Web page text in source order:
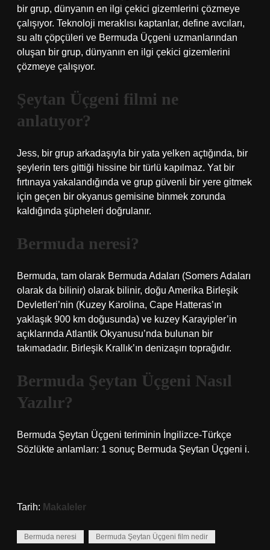
bir grup, dünyanın en ilgi çekici gizemlerini çözmeye
çalışıyor. Teknoloji meraklısı kaptanlar, define avcıları,
su altı çöpçüleri ve Bermuda Üçgeni uzmanlarından
oluşan bir grup, dünyanın en ilgi çekici gizemlerini
çözmeye çalışıyor.
Şeytan Üçgeni filmi ne
anlatıyor?
Jess, bir grup arkadaşıyla bir yata yelken açtığında, bir
şeylerin ters gittiği hissine bir türlü kapılmaz. Yat bir
fırtınaya yakalandığında ve grup güvenli bir yere gitmek
için geçen bir okyanus gemisine binmek zorunda
kaldığında şüpheleri doğrulanır.
Bermuda neresi?
Bermuda, tam olarak Bermuda Adaları (Somers Adaları
olarak da bilinir) olarak bilinir, doğu Amerika Birleşik
Devletleri’nin (Kuzey Karolina, Cape Hatteras’ın
yaklaşık 900 km doğusunda) ve kuzey Karayipler’in
açıklarında Atlantik Okyanusu’nda bulunan bir
takımadadır. Birleşik Krallık’ın denizaşırı toprağıdır.
Bermuda Şeytan Üçgeni Nasıl
Yazılır?
Bermuda Şeytan Üçgeni teriminin İngilizce-Türkçe
Sözlükte anlamları: 1 sonuç Bermuda Şeytan Üçgeni i.
Tarih: Makaleler
Bermuda neresi Bermuda Şeytan Üçgeni film nedir